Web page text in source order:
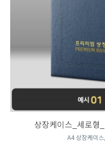
상장케이스_세로형
A4 상장케이